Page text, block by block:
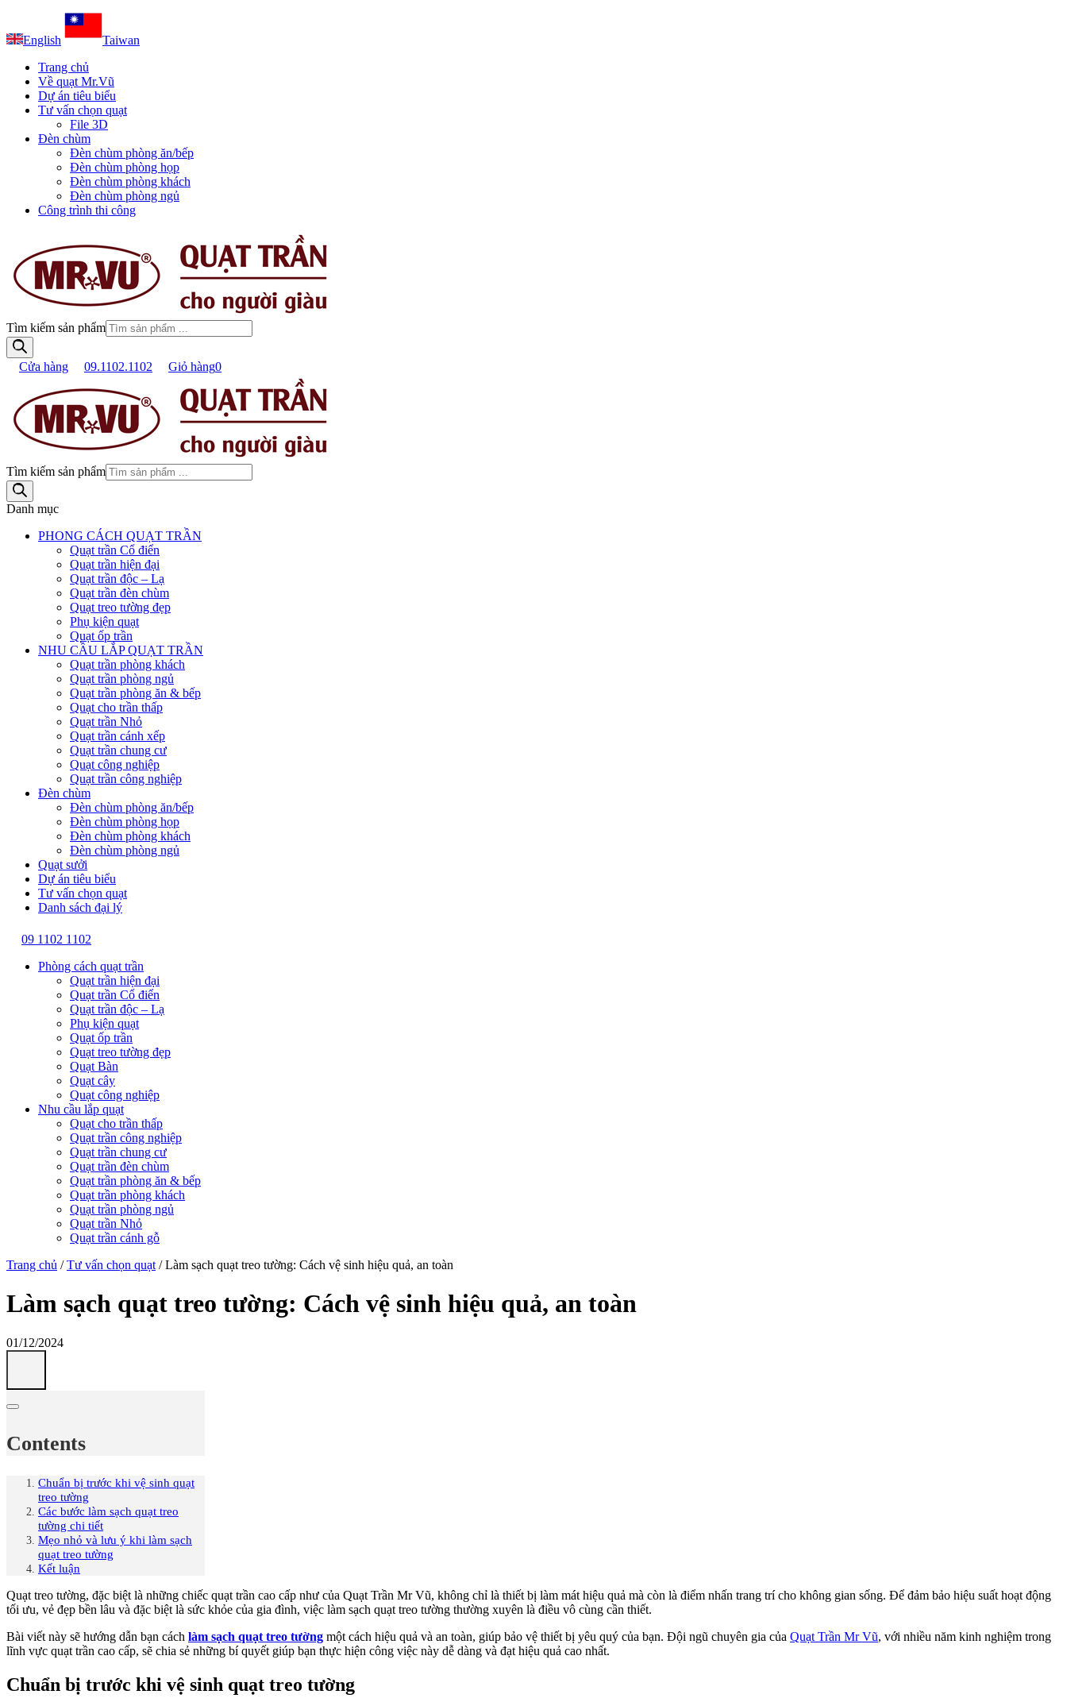
English
Taiwan
Trang chủ
Về quạt Mr.Vũ
Dự án tiêu biểu
Tư vấn chọn quạt
File 3D
Đèn chùm
Đèn chùm phòng ăn/bếp
Đèn chùm phòng họp
Đèn chùm phòng khách
Đèn chùm phòng ngủ
Công trình thi công
Tìm kiếm sản phẩm
Cửa hàng 09.1102.1102 Giỏ hàng0
Tìm kiếm sản phẩm
Danh mục
PHONG CÁCH QUẠT TRẦN
Quạt trần Cổ điển
Quạt trần hiện đại
Quạt trần độc – Lạ
Quạt trần đèn chùm
Quạt treo tường đẹp
Phụ kiện quạt
Quạt ốp trần
NHU CẦU LẮP QUẠT TRẦN
Quạt trần phòng khách
Quạt trần phòng ngủ
Quạt trần phòng ăn & bếp
Quạt cho trần thấp
Quạt trần Nhỏ
Quạt trần cánh xếp
Quạt trần chung cư
Quạt công nghiệp
Quạt trần công nghiệp
Đèn chùm
Đèn chùm phòng ăn/bếp
Đèn chùm phòng họp
Đèn chùm phòng khách
Đèn chùm phòng ngủ
Quạt sưởi
Dự án tiêu biểu
Tư vấn chọn quạt
Danh sách đại lý
09 1102 1102
Phòng cách quạt trần
Quạt trần hiện đại
Quạt trần Cổ điển
Quạt trần độc – Lạ
Phụ kiện quạt
Quạt ốp trần
Quạt treo tường đẹp
Quạt Bàn
Quạt cây
Quạt công nghiệp
Nhu cầu lắp quạt
Quạt cho trần thấp
Quạt trần công nghiệp
Quạt trần chung cư
Quạt trần đèn chùm
Quạt trần phòng ăn & bếp
Quạt trần phòng khách
Quạt trần phòng ngủ
Quạt trần Nhỏ
Quạt trần cánh gỗ
Trang chủ /Tư vấn chọn quạt /Làm sạch quạt treo tường: Cách vệ sinh hiệu quả, an toàn
Làm sạch quạt treo tường: Cách vệ sinh hiệu quả, an toàn
01/12/2024
Contents
Chuẩn bị trước khi vệ sinh quạt
treo tường
Các bước làm sạch quạt treo
tường chi tiết
Mẹo nhỏ và lưu ý khi làm sạch
quạt treo tường
Kết luận
Quạt treo tường, đặc biệt là những chiếc quạt trần cao cấp như của Quạt Trần Mr Vũ, không chỉ là thiết bị làm mát hiệu quả mà còn là điểm nhấn trang trí cho không gian sống. Để đảm bảo hiệu suất hoạt động
tối ưu, vẻ đẹp bền lâu và đặc biệt là sức khỏe của gia đình, việc làm sạch quạt treo tường thường xuyên là điều vô cùng cần thiết.
Bài viết này sẽ hướng dẫn bạn cách làm sạch quạt treo tường một cách hiệu quả và an toàn, giúp bảo vệ thiết bị yêu quý của bạn. Đội ngũ chuyên gia của Quạt Trần Mr Vũ, với nhiều năm kinh nghiệm trong
lĩnh vực quạt trần cao cấp, sẽ chia sẻ những bí quyết giúp bạn thực hiện công việc này dễ dàng và đạt hiệu quả cao nhất.
Chuẩn bị trước khi vệ sinh quạt treo tường